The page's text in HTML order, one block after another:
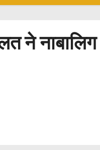
नाबालिग